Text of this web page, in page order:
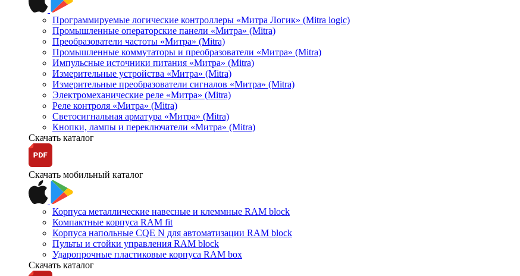
Программируемые логические контроллеры «Митра Логик» (Mitra logic)
Промышленные операторские панели «Митра» (Mitra)
Преобразователи частоты «Митра» (Mitra)
Промышленные коммутаторы и преобразователи «Митра» (Mitra)
Импульсные источники питания «Митра» (Mitra)
Измерительные устройства «Митра» (Mitra)
Измерительные преобразователи сигналов «Митра» (Mitra)
Электромеханические реле «Митра» (Mitra)
Реле контроля «Митра» (Mitra)
Светосигнальная арматура «Митра» (Mitra)
Кнопки, лампы и переключатели «Митра» (Mitra)
Скачать каталог
Скачать мобильный каталог
Корпуса металлические навесные и клеммные RAM block
Компактные корпуса RAM fit
Корпуса напольные CQE N для автоматизации RAM block
Пульты и стойки управления RAM block
Ударопрочные пластиковые корпуса RAM box
Скачать каталог